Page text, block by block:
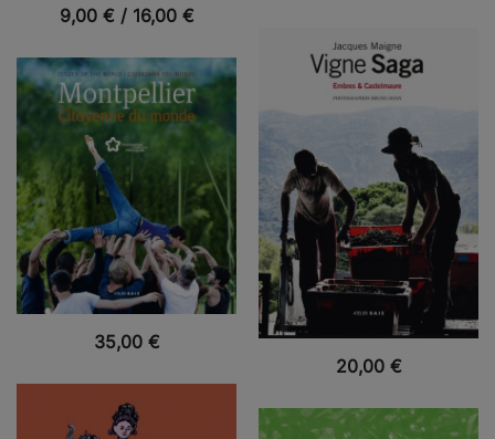
VUE RAPIDE
9,00 € / 16,00 €
VUE RAPIDE
20,00 €
VUE RAPIDE
35,00 €